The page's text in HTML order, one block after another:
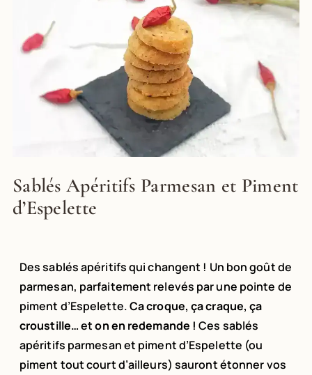
Sablés Apéritifs Parmesan et Piment
d’Espelette
Des sablés apéritifs qui changent ! Un bon goût de
parmesan, parfaitement relevés par une pointe de
piment d’Espelette.Ca croque, ça craque, ça
croustille…eton en redemande ! Ces sablés
apéritifs parmesan et piment d’Espelette (ou
piment tout court d’ailleurs) sauront étonner vos